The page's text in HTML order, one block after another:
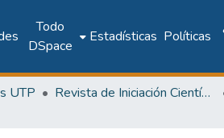
Todo
DSpace
Estadísticas Políticas
UTP Revista de Iniciación Científica